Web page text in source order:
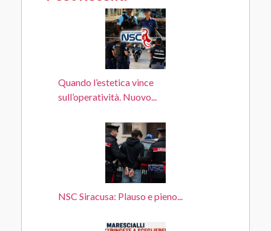
Quando l’estetica vince
sull’operatività. Nuovo...
NSC Siracusa: Plauso e pieno...